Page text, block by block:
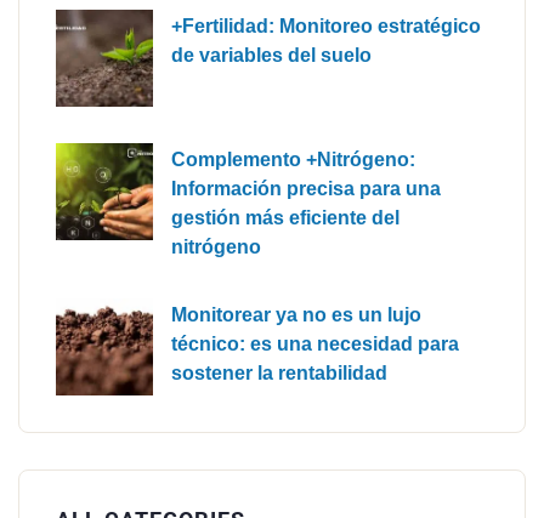
+Fertilidad: Monitoreo estratégico
de variables del suelo
Complemento +Nitrógeno:
Información precisa para una
gestión más eficiente del
nitrógeno
Monitorear ya no es un lujo
técnico: es una necesidad para
sostener la rentabilidad